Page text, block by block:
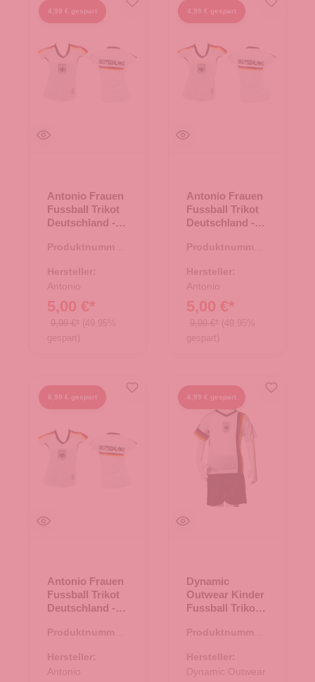
4,99 € gespart
Antonio Frauen
Fussball Trikot
Deutschland -
Produktnummer:
Hersteller:
Antonio
5,00 €*
9,99 €* (49.95%
gespart)
4,99 € gespart
Antonio Frauen
Fussball Trikot
Deutschland -
Produktnummer:
Hersteller:
Antonio
5,00 €*
9,99 €* (49.95%
gespart)
6,99 € gespart
Antonio Frauen
Fussball Trikot
Deutschland -
Produktnummer:
Hersteller:
Antonio
6,99 € gespart
Dynamic
Outwear Kinder
Fussball Trikot
- weiss 110-116
Produktnummer:
Hersteller:
Dynamic Outwear